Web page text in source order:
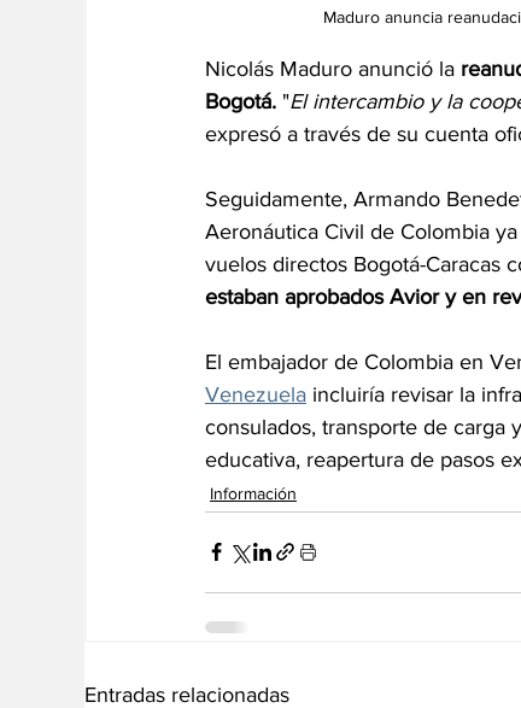
Maduro anuncia
Nicolás Maduro anunció la
Bogotá. "El intercambio y la
expresó a través de su cuenta
Seguidamente, Armando
Aeronáutica Civil de Colombia
vuelos directos Bogotá-Caracas
estaban aprobados Avior y en
El embajador de Colombia en
Venezuela incluiría revisar la
consulados, transporte de carga
educativa, reapertura de pasos
Información
Entradas relacionadas